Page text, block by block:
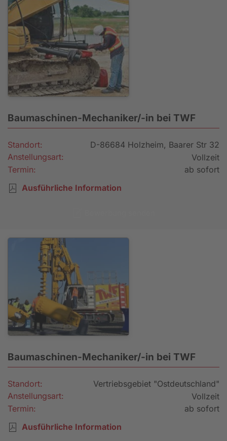
Baumaschinen-Mechaniker/-in bei TWF
Standort:
D-86684 Holzheim, Baarer Str 32
Anstellungsart:
Vollzeit
Termin:
ab sofort
Ausführliche Information
Baumaschinen-Mechaniker/-in bei TWF
Standort:
Vertriebsgebiet "Ostdeutschland"
Anstellungsart:
Vollzeit
Termin:
ab sofort
Ausführliche Information